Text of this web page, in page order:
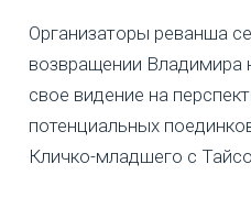
Организаторы реванша
возвращении Владимира
свое видение на
потенциальных
Кличко-младшего с